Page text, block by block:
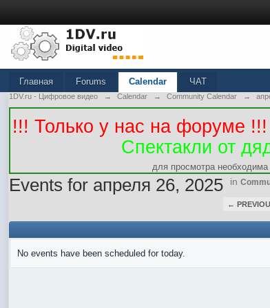
Главная Forums Calendar ЧАТ
1DV.ru - Цифровое видео → Calendar → Community Calendar →
!!! Только у нас на форуме !!!
Спектакли от
для просмотра необходима
Events for апреля 26, 2025 in
←
No events have been scheduled for today.